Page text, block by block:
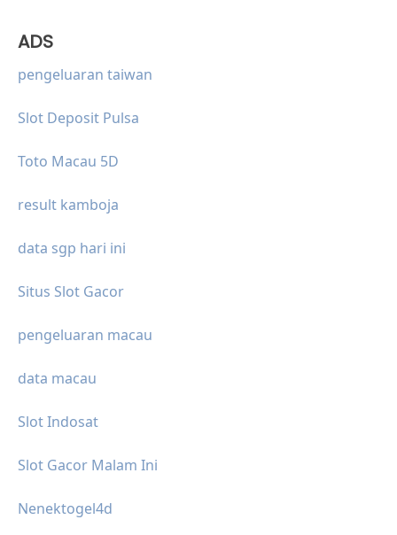
ADS
pengeluaran taiwan
Slot Deposit Pulsa
Toto Macau 5D
result kamboja
data sgp hari ini
Situs Slot Gacor
pengeluaran macau
data macau
Slot Indosat
Slot Gacor Malam Ini
Nenektogel4d